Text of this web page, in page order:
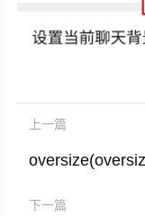
上一篇
下一篇